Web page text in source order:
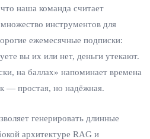
наша команда считает
инструментов для
ежемесячные подписки:
вы их или нет, деньги утекают.
на баллах» напоминает времена
— простая, но надёжная.
генерировать длинные
архитектуре RAG и